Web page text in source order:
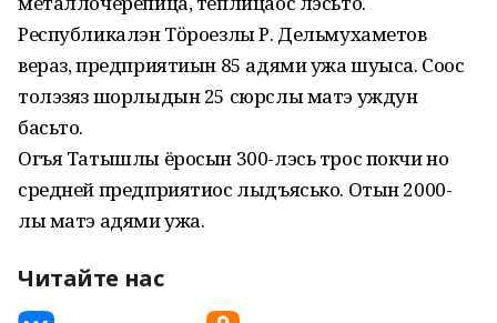
Республикалэн Тӧроезлы Р. Дельмухаметов
вераз, предприятиын 85 адями ужа шуыса. Соос
толэзяз шорлыдын 25 сюрслы матэ уждун
басьто.
Огъя Татышлы ёросын 300-лэсь трос покчи но
средней предприятиос лыдъясько. Отын 2000-
лы матэ адями ужа.
Читайте нас